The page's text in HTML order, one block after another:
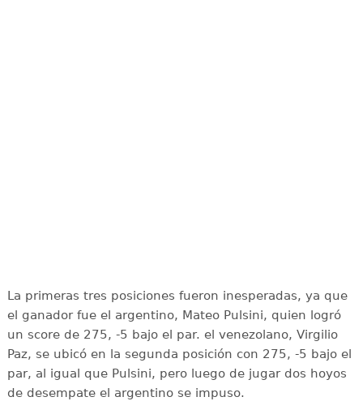
La primeras tres posiciones fueron inesperadas, ya que
el ganador fue el argentino, Mateo Pulsini, quien logró
un score de 275, -5 bajo el par. el venezolano, Virgilio
Paz, se ubicó en la segunda posición con 275, -5 bajo el
par, al igual que Pulsini, pero luego de jugar dos hoyos
de desempate el argentino se impuso.